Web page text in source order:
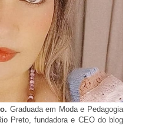
Graduada em Moda e Pedagogia
Preto, fundadora e CEO do blog